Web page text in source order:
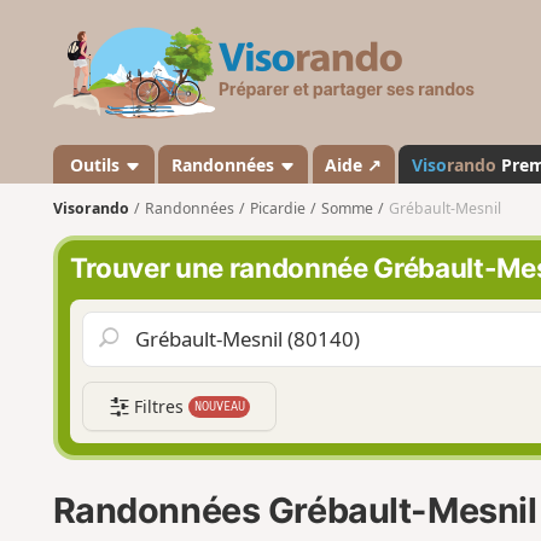
s
a
n
d
o
Outils Randonnées Aide ↗ Visorando
Visorando Randonnées Picardie Somme Grébault-Mesnil
Trouver une randonnée Grébault-
Filtres NOUVEAU
Randonnées Grébault-Mesnil